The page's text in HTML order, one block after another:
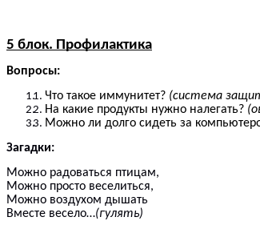
5 блок. Профилактика
Вопросы:
Что такое иммунитет? (система
На какие продукты нужно налегать?
Можно ли долго сидеть за
Загадки:
Можно радоваться птицам,
Можно просто веселиться,
Можно воздухом дышать
Вместе весело…(гулять)